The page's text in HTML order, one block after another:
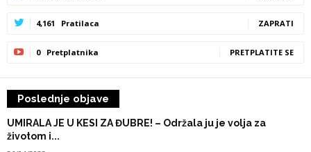
4,161 Pratilaca ZAPRATI
0 Pretplatnika PRETPLATITE SE
Poslednje objave
UMIRALA JE U KESI ZA ĐUBRE! – Održala ju je volja za
životom i...